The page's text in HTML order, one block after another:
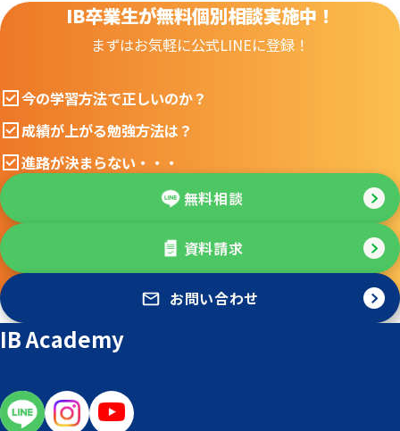
IB卒業生が無料個別相談実施中！
まずはお気軽に公式LINEに登録！
今の学習方法で正しいのか？
成績が上がる勉強方法は？
進路が決まらない・・・
無料相談
資料請求
お問い合わせ
IB Academy